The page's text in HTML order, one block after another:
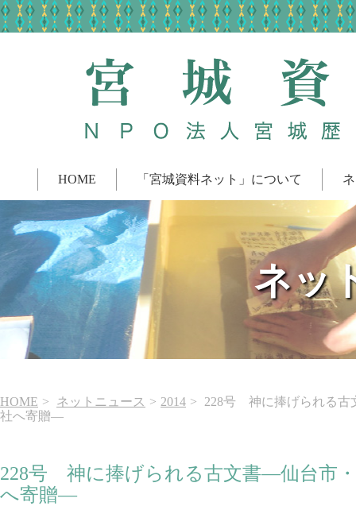
HOME 「宮城資料ネット」について
ネッ
HOME ネットニュース 2014
228号 神に捧げられる古
社へ寄贈―
228号 神に捧げられる古文書―仙台市
へ寄贈―